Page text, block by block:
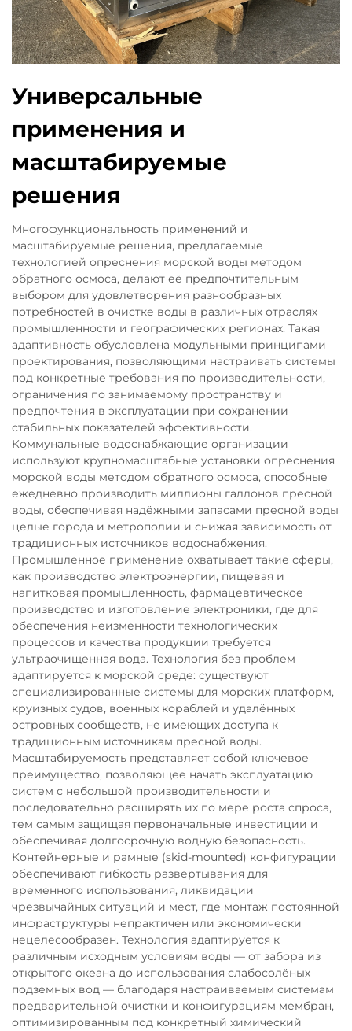
Универсальные
применения и
масштабируемые
решения
Многофункциональность применений и
масштабируемые решения, предлагаемые
технологией опреснения морской воды методом
обратного осмоса, делают её предпочтительным
выбором для удовлетворения разнообразных
потребностей в очистке воды в различных отраслях
промышленности и географических регионах. Такая
адаптивность обусловлена модульными принципами
проектирования, позволяющими настраивать системы
под конкретные требования по производительности,
ограничения по занимаемому пространству и
предпочтения в эксплуатации при сохранении
стабильных показателей эффективности.
Коммунальные водоснабжающие организации
используют крупномасштабные установки опреснения
морской воды методом обратного осмоса, способные
ежедневно производить миллионы галлонов пресной
воды, обеспечивая надёжными запасами пресной воды
целые города и метрополии и снижая зависимость от
традиционных источников водоснабжения.
Промышленное применение охватывает такие сферы,
как производство электроэнергии, пищевая и
напитковая промышленность, фармацевтическое
производство и изготовление электроники, где для
обеспечения неизменности технологических
процессов и качества продукции требуется
ультраочищенная вода. Технология без проблем
адаптируется к морской среде: существуют
специализированные системы для морских платформ,
круизных судов, военных кораблей и удалённых
островных сообществ, не имеющих доступа к
традиционным источникам пресной воды.
Масштабируемость представляет собой ключевое
преимущество, позволяющее начать эксплуатацию
систем с небольшой производительности и
последовательно расширять их по мере роста спроса,
тем самым защищая первоначальные инвестиции и
обеспечивая долгосрочную водную безопасность.
Контейнерные и рамные (skid-mounted) конфигурации
обеспечивают гибкость развертывания для
временного использования, ликвидации
чрезвычайных ситуаций и мест, где монтаж постоянной
инфраструктуры непрактичен или экономически
нецелесообразен. Технология адаптируется к
различным исходным условиям воды — от забора из
открытого океана до использования слабосолёных
подземных вод — благодаря настраиваемым системам
предварительной очистки и конфигурациям мембран,
оптимизированным под конкретный химический